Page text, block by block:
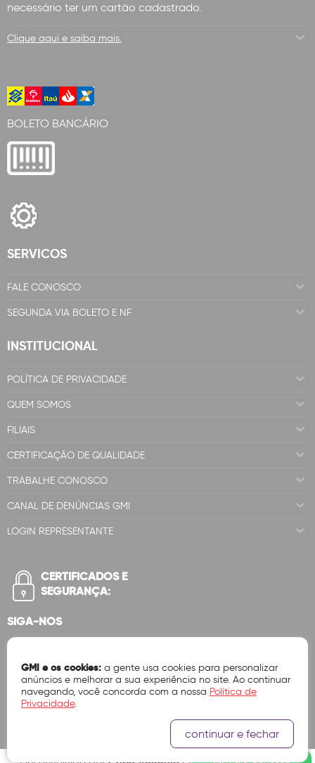
necessário ter um cartão cadastrado.
Clique aqui e saiba mais.
BOLETO BANCÁRIO
SERVICOS
FALE CONOSCO
SEGUNDA VIA BOLETO E NF
INSTITUCIONAL
POLÍTICA DE PRIVACIDADE
QUEM SOMOS
FILIAIS
CERTIFICAÇÃO DE QUALIDADE
TRABALHE CONOSCO
CANAL DE DENÚNCIAS GMI
LOGIN REPRESENTANTE
CERTIFICADOS E
SEGURANÇA:
SIGA-NOS
GMI e os cookies: a gente usa cookies para personalizar
anúncios e melhorar a sua experiência no site. Ao continuar
navegando, você concorda com a nossa Política de
Privacidade.
continuar e fechar
Fale Conosco